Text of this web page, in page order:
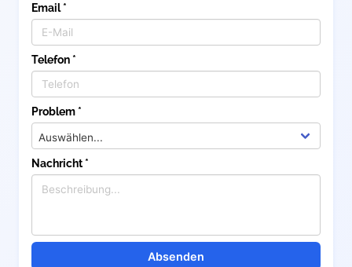
Email *
Telefon *
Problem *
Nachricht *
Absenden